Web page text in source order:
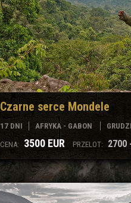
Czarne serce Mondele
17 DNI AFRYKA - GABON
CENA: 3500 EUR PRZELOT: 2700